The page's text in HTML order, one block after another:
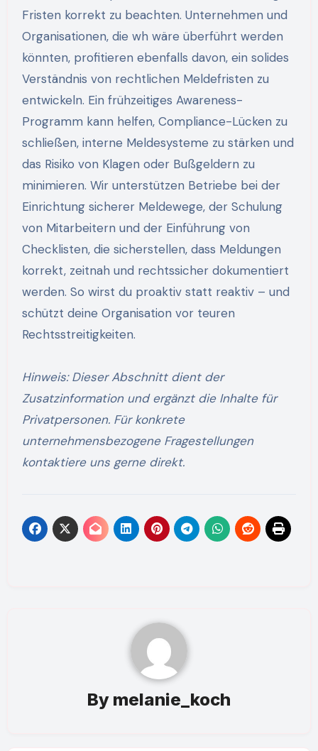
Fristen korrekt zu beachten. Unternehmen und
Organisationen, die wh wäre überführt werden
könnten, profitieren ebenfalls davon, ein solides
Verständnis von rechtlichen Meldefristen zu
entwickeln. Ein frühzeitiges Awareness-
Programm kann helfen, Compliance-Lücken zu
schließen, interne Meldesysteme zu stärken und
das Risiko von Klagen oder Bußgeldern zu
minimieren. Wir unterstützen Betriebe bei der
Einrichtung sicherer Meldewege, der Schulung
von Mitarbeitern und der Einführung von
Checklisten, die sicherstellen, dass Meldungen
korrekt, zeitnah und rechtssicher dokumentiert
werden. So wirst du proaktiv statt reaktiv – und
schützt deine Organisation vor teuren
Rechtsstreitigkeiten.
Hinweis: Dieser Abschnitt dient der
Zusatzinformation und ergänzt die Inhalte für
Privatpersonen. Für konkrete
unternehmensbezogene Fragestellungen
kontaktiere uns gerne direkt.
By melanie_koch